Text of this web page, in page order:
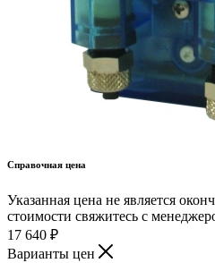
Справочная цена
Указанная цена не является
стоимости свяжитесь с
17 640 ₽
Варианты цен